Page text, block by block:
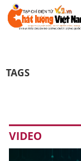
TAGS
VIDEO